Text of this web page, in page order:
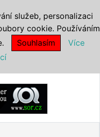
služeb, personalizaci
cookie. Používáním
Souhlasím
Více